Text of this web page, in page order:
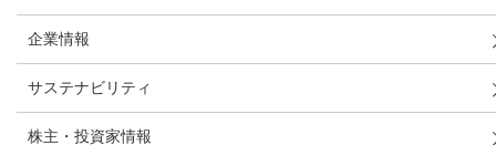
企業情報
サステナビリティ
株主・投資家情報